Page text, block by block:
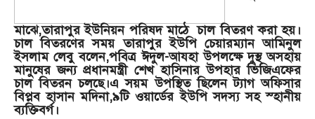
মাঝে,তারাপুর ইউনিয়ন পরিষদ মাঠে চাল বিতরণ করা হয়।
চাল বিতরণের সময় তারাপুর ইউপি চেয়ারম্যান আমিনুল
ইসলাম লেবু বলেন,পবিত্র ঈদুল-আযহা উপলক্ষে দুস্থ অসহায়
মানুষের জন্য প্রধানমন্ত্রী শেখ হাসিনার উপহার ভিজিএফের
চাল বিতরন চলছে।এ সয়ম উপস্থিত ছিলেন ট্যাগ অফিসার
বিপ্লব হাসান মদিনা,৯টি ওয়ার্ডের ইউপি সদস্য সহ স্হানীয়
ব্যক্তিবর্গ।